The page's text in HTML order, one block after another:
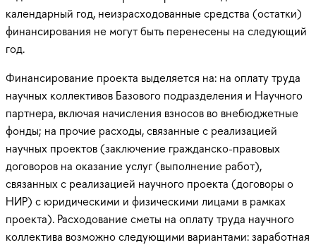
календарный год, неизрасходованные средства (остатки)
финансирования не могут быть перенесены на следующий
год.
Финансирование проекта выделяется на: на оплату труда
научных коллективов Базового подразделения и Научного
партнера, включая начисления взносов во внебюджетные
фонды; на прочие расходы, связанные с реализацией
научных проектов (заключение гражданско-правовых
договоров на оказание услуг (выполнение работ),
связанных с реализацией научного проекта (договоры о
НИР) с юридическими и физическими лицами в рамках
проекта). Расходование сметы на оплату труда научного
коллектива возможно следующими вариантами: заработная